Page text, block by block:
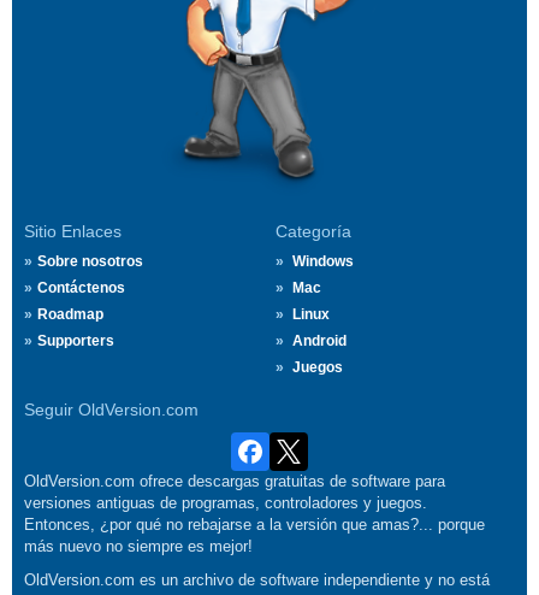
Sitio Enlaces
Sobre nosotros
Contáctenos
Roadmap
Supporters
Categoría
Windows
Mac
Linux
Android
Juegos
Seguir OldVersion.com
OldVersion.com ofrece descargas gratuitas de software para
versiones antiguas de programas, controladores y juegos.
Entonces, ¿por qué no rebajarse a la versión que amas?... porque
más nuevo no siempre es mejor!
OldVersion.com es un archivo de software independiente y no está